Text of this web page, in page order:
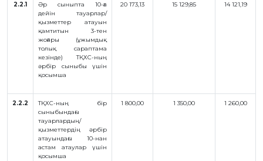
2.2.1
Әр сыныпта 10-ға
дейін тауарлар/
қызметтер атауын
қамтитын 3-тен
жоғары (ұжымдық
толық сараптама
кезінде) ТҚХС-ның
әрбір сыныбы үшін
қосымша
20 173,13 15 129,85 14 121,19
2.2.2
ТҚХС-ның бір
сыныбындағы
тауарлардың/
қызметтердің әрбір
атауындағы 10-нан
астам атаулар үшін
қосымша
1 800,00 1 350,00 1 260,00